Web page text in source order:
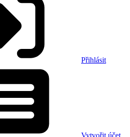
Přihlásit
Vytvořit účet